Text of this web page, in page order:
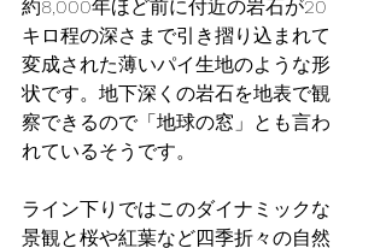
約8,000年ほど前に付近の岩石が20
キロ程の深さまで引き摺り込まれて
変成された薄いパイ生地のような形
状です。地下深くの岩石を地表で観
察できるので「地球の窓」とも言わ
れているそうです。
ライン下りではこのダイナミックな
景観と桜や紅葉など四季折々の自然